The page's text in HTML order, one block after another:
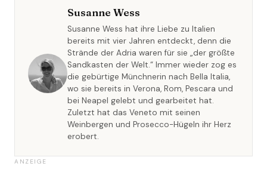
Susanne Wess
Susanne Wess hat ihre Liebe zu Italien
bereits mit vier Jahren entdeckt, denn die
Strände der Adria waren für sie „der größte
Sandkasten der Welt.“ Immer wieder zog es
die gebürtige Münchnerin nach Bella Italia,
wo sie bereits in Verona, Rom, Pescara und
bei Neapel gelebt und gearbeitet hat.
Zuletzt hat das Veneto mit seinen
Weinbergen und Prosecco-Hügeln ihr Herz
erobert.
ANZEIGE